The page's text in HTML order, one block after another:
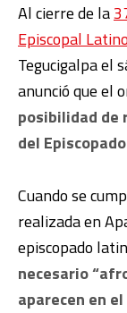
Al cierre de la
Episcopal
Tegucigalpa el
anunció que el
posibilidad de
del
Cuando se
realizada en
episcopado
necesario
aparecen en